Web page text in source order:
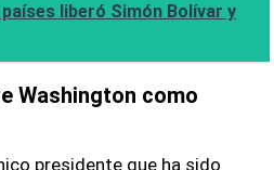
liberó Simón Bolívar y
Washington como
presidente que ha sido